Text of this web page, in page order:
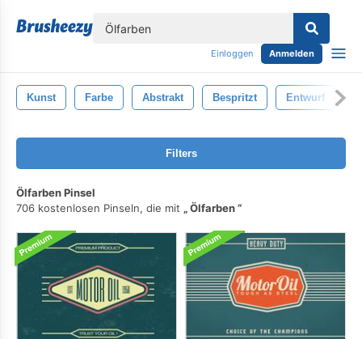
Einloggen Anmelden
Kunst Farbe Abstrakt Bespritzt Entwurf
Filters
Ölfarben Pinsel
706 kostenlosen Pinseln, die mit
Ölfarben